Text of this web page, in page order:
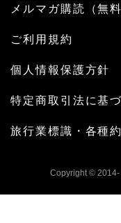
メルマガ購読（無料
ご利用規約
個人情報保護方針
特定商取引法に基
旅行業標識・各種
Copyright © 2014-